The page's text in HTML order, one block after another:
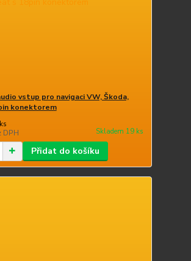
vstup pro navigaci VW, Škoda,
konektorem
DPH Skladem 19 ks
Přidat do košíku